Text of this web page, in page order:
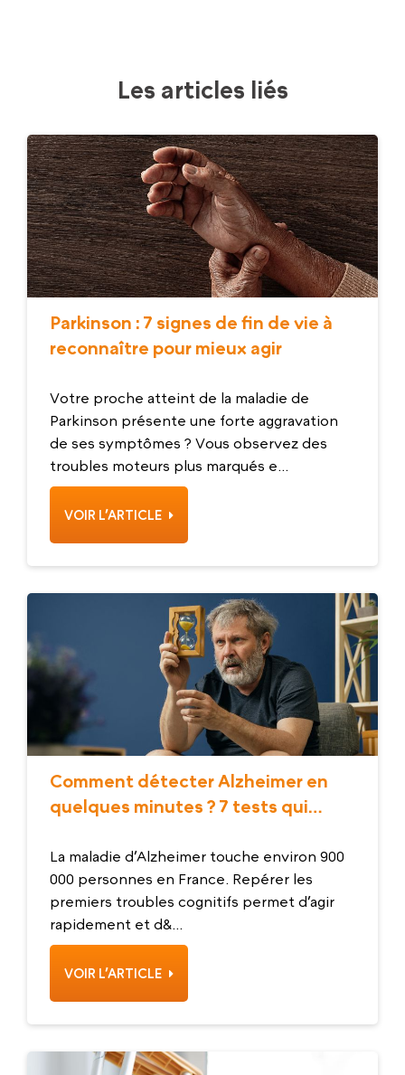
Les articles liés
Parkinson : 7 signes de fin de vie à
reconnaître pour mieux agir
Votre proche atteint de la maladie de
Parkinson présente une forte aggravation
de ses symptômes ? Vous observez des
troubles moteurs plus marqués e...
VOIR L’ARTICLE
Comment détecter Alzheimer en
quelques minutes ? 7 tests qui
La maladie d’Alzheimer touche environ 900
000 personnes en France. Repérer les
premiers troubles cognitifs permet d’agir
rapidement et d&...
VOIR L’ARTICLE